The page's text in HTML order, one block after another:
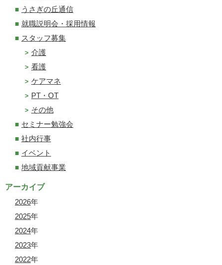
うさぎの丘通信
就職説明会・採用情報
スタッフ募集
介護
看護
ケアマネ
PT・OT
その他
セミナー勉強会
社内行事
イベント
地域貢献事業
アーカイブ
2026年
2025年
2024年
2023年
2022年